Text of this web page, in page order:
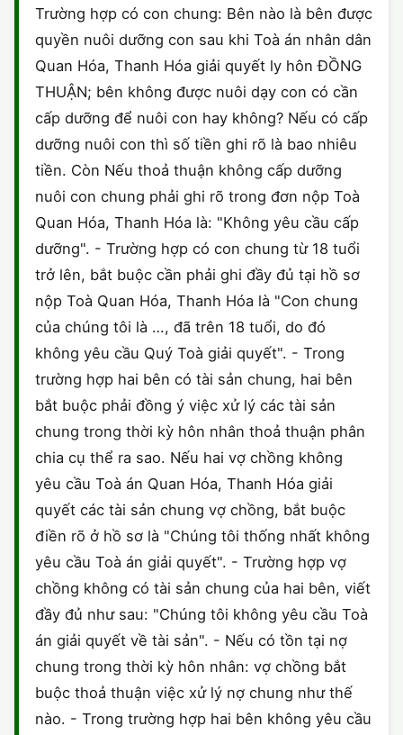
SỞ HỮU TRÍ TUỆ
THUẾ - BẢO HIỂM
HÌNH SỰ
HÔN NHÂN - GIA ĐÌNH
LAO ĐỘNG
SỞ HỮU TRÍ TUỆ
THỪA KẾ - DI CHÚC
THUẾ VÀ KẾ TOÁN
DOANH NGHIỆP
HỘ KINH DOANH
SỞ HỮU TRÍ TUỆ
LÝ LỊCH TƯ PHÁP
TRÍCH LỤC HỘ TỊCH
CÔNG BỐ SẢN PHẨM
CHỨNG NHẬN HACCP
HỢP ĐỒNG
TỐ TỤNG
KHÁC
Trường hợp có con chung: Bên nào là bên được
quyền nuôi dưỡng con sau khi Toà án nhân dân
Quan Hóa, Thanh Hóa giải quyết ly hôn ĐỒNG
THUẬN; bên không được nuôi dạy con có cần
cấp dưỡng để nuôi con hay không? Nếu có cấp
dưỡng nuôi con thì số tiền ghi rõ là bao nhiêu
tiền. Còn Nếu thoả thuận không cấp dưỡng
nuôi con chung phải ghi rõ trong đơn nộp Toà
Quan Hóa, Thanh Hóa là: "Không yêu cầu cấp
dưỡng". - Trường hợp có con chung từ 18 tuổi
trở lên, bắt buộc cần phải ghi đầy đủ tại hồ sơ
nộp Toà Quan Hóa, Thanh Hóa là "Con chung
của chúng tôi là …, đã trên 18 tuổi, do đó
không yêu cầu Quý Toà giải quyết". - Trong
trường hợp hai bên có tài sản chung, hai bên
bắt buộc phải đồng ý việc xử lý các tài sản
chung trong thời kỳ hôn nhân thoả thuận phân
chia cụ thể ra sao. Nếu hai vợ chồng không
yêu cầu Toà án Quan Hóa, Thanh Hóa giải
quyết các tài sản chung vợ chồng, bắt buộc
điền rõ ở hồ sơ là "Chúng tôi thống nhất không
yêu cầu Toà án giải quyết". - Trường hợp vợ
chồng không có tài sản chung của hai bên, viết
đầy đủ như sau: "Chúng tôi không yêu cầu Toà
án giải quyết về tài sản". - Nếu có tồn tại nợ
chung trong thời kỳ hôn nhân: vợ chồng bắt
buộc thoả thuận việc xử lý nợ chung như thế
nào. - Trong trường hợp hai bên không yêu cầu